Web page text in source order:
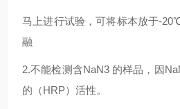
马上进行试验，可将标本放于-
融
2.不能检测含NaN3 的样品，因
的（HRP）活性。